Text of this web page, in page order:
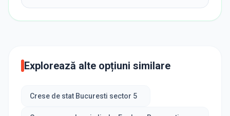
Explorează alte opțiuni similare
Crese de stat Bucuresti sector 5